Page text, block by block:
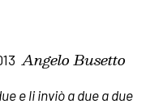
Angelo Busetto
e li inviò a due a due